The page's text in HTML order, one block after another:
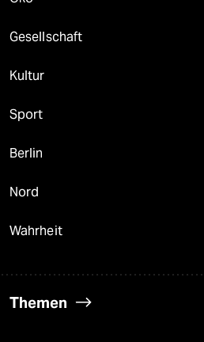
Gesellschaft
Kultur
Sport
Berlin
Nord
Wahrheit
Themen